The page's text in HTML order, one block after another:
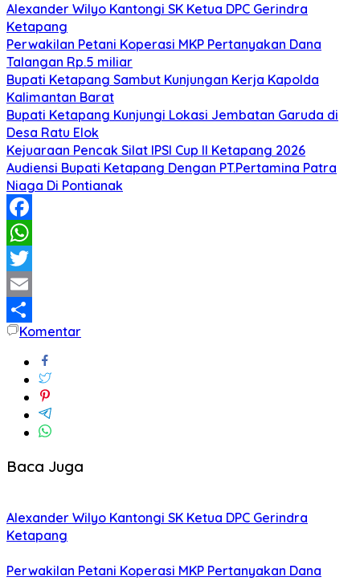
Alexander Wilyo Kantongi SK Ketua DPC Gerindra
Ketapang
Perwakilan Petani Koperasi MKP Pertanyakan Dana
Talangan Rp.5 miliar
Bupati Ketapang Sambut Kunjungan Kerja Kapolda
Kalimantan Barat
Bupati Ketapang Kunjungi Lokasi Jembatan Garuda di
Desa Ratu Elok
Kejuaraan Pencak Silat IPSI Cup II Ketapang 2026
Audiensi Bupati Ketapang Dengan PT.Pertamina Patra
Niaga Di Pontianak
Facebook
WhatsApp
Twitter
Email
Share
Komentar
Baca Juga
Alexander Wilyo Kantongi SK Ketua DPC Gerindra
Ketapang
Perwakilan Petani Koperasi MKP Pertanyakan Dana